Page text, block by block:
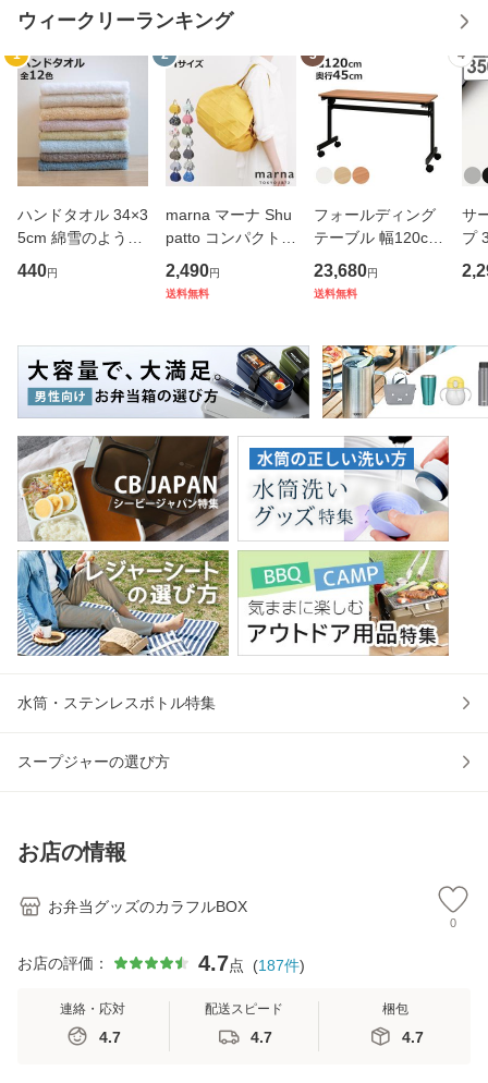
ウィークリーランキング
1
ハンドタオル 34×3
5cm 綿雪のような
タオル ベルベット
カラー （ タオル
ンカチ 洗面タオル
綿 コッ
440円
2
marna マーナ Shu
patto コンパクトバ
ッグ M／2020 S46
7 （ シュパット エ
物バッグ 洗濯可能
北欧 コ
2,490円
送料無料
3
フォールディング
テーブル 幅120cm
奥行き45cm キャ
スター付き 折りた
ッキング 会議机 ミ
ーティング
23,680円
送料無料
4
サ
プ
フ
ス
マ
保
水筒・ステンレスボトル特集
スープジャーの選び方
お店の情報
お弁当グッズのカラフルBOX
0
お店の評価： 4.7点 (187件)
連絡・応対
4.7
配送スピード
4.7
梱包
4.7